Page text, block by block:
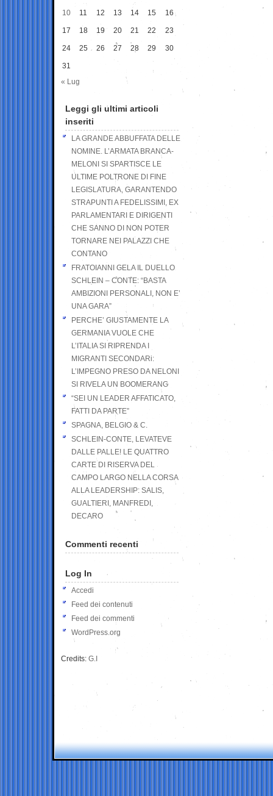
10 11 12 13 14 15 16
17 18 19 20 21 22 23
24 25 26 27 28 29 30
31
« Lug
Leggi gli ultimi articoli
inseriti
LA GRANDE ABBUFFATA DELLE
NOMINE. L’ARMATA BRANCA-
MELONI SI SPARTISCE LE
ULTIME POLTRONE DI FINE
LEGISLATURA, GARANTENDO
STRAPUNTI A FEDELISSIMI, EX
PARLAMENTARI E DIRIGENTI
CHE SANNO DI NON POTER
TORNARE NEI PALAZZI CHE
CONTANO
FRATOIANNI GELA IL DUELLO
SCHLEIN – CONTE: “BASTA
AMBIZIONI PERSONALI, NON E’
UNA GARA”
PERCHE’ GIUSTAMENTE LA
GERMANIA VUOLE CHE
L’ITALIA SI RIPRENDA I
MIGRANTI SECONDARi:
L’IMPEGNO PRESO DA NELONI
SI RIVELA UN BOOMERANG
“SEI UN LEADER AFFATICATO,
FATTI DA PARTE”
SPAGNA, BELGIO & C.
SCHLEIN-CONTE, LEVATEVE
DALLE PALLE! LE QUATTRO
CARTE DI RISERVA DEL
CAMPO LARGO NELLA CORSA
ALLA LEADERSHIP: SALIS,
GUALTIERI, MANFREDI,
DECARO
Commenti recenti
Log In
Accedi
Feed dei contenuti
Feed dei commenti
WordPress.org
Credits: G.I